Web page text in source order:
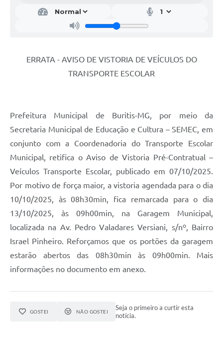
ERRATA - AVISO DE VISTORIA DE VEÍCULOS DO
TRANSPORTE ESCOLAR
Prefeitura Municipal de Buritis-MG, por meio da
Secretaria Municipal de Educação e Cultura – SEMEC, em
conjunto com a Coordenadoria do Transporte Escolar
Municipal, retifica o Aviso de Vistoria Pré-Contratual –
Veículos Transporte Escolar, publicado em 07/10/2025.
Por motivo de força maior, a vistoria agendada para o dia
10/10/2025, às 08h30min, fica remarcada para o dia
13/10/2025, às 09h00min, na Garagem Municipal,
localizada na Av. Pedro Valadares Versiani, s/nº, Bairro
Israel Pinheiro. Reforçamos que os portões da garagem
estarão abertos das 08h30min às 09h00min. Mais
informações no documento em anexo.
GOSTEI NÃO GOSTEI
Seja o primeiro a curtir esta
notícia.